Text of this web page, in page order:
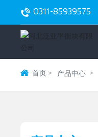
0311-85939575
首页 产品中心